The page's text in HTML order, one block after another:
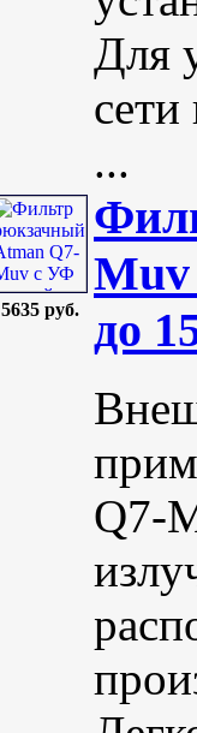
Для
...
5635 руб.
Muv
до
Q7-